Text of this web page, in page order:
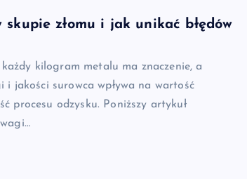
skupie złomu i jak unikać błędów
kilogram metalu ma znaczenie, a
i jakości surowca wpływa na wartość
procesu odzysku. Poniższy artykuł